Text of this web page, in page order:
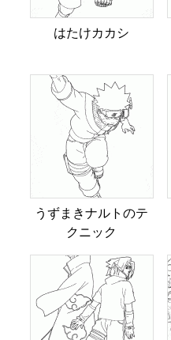
はたけカカシ
うずまきナルトのテ
クニック